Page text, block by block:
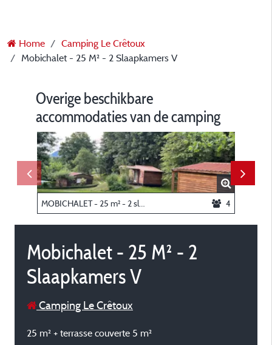
Home
Camping Le Crêtoux
Mobichalet - 25 M² - 2 Slaapkamers V
Overige beschikbare
accommodaties van de camping
4
Mobichalet - 25 M² - 2
Slaapkamers V
Camping Le Crêtoux
25 m² + terrasse couverte 5 m²